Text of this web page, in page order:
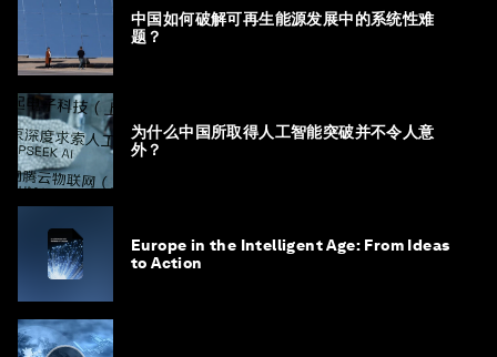
中国如何破解可再生能源发展中的系统性难
题？
为什么中国所取得人工智能突破并不令人意
外？
Europe in the Intelligent Age: From Ideas
to Action